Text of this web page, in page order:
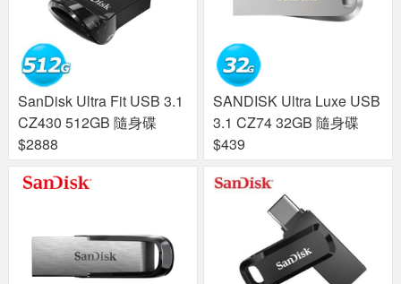
SanDisk Ultra Fit USB 3.1
CZ430 512GB 隨身碟
$2888
SANDISK Ultra Luxe USB
3.1 CZ74 32GB 隨身碟
$439